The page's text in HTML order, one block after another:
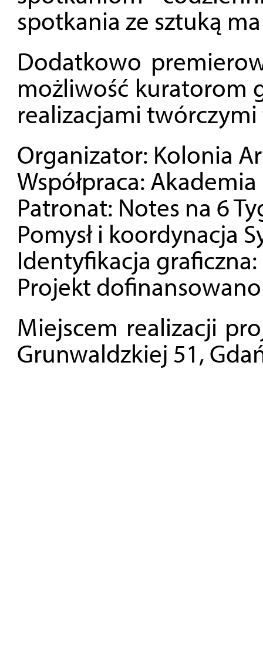
spotkania ze sztuką
Dodatkowo
możliwość kuratorom
realizacjami
Organizator: Kolonia
Współpraca:
Patronat: Notes na 6
Pomysł i koordynacja
Identyfikacja
Projekt
Miejscem realizacji
Grunwaldzkiej 51,